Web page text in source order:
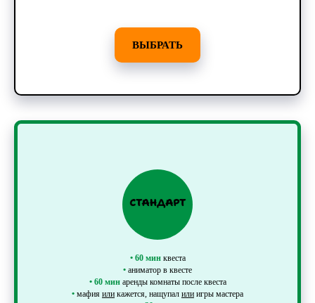
ВЫБРАТЬ
• 60 минквеста
• аниматор в квесте
• 60 минаренды комнаты после квеста
• мафия или кажется, нащупал или игры мастера